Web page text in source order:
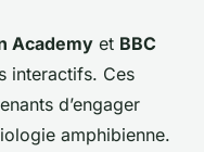
Academy et BBC
interactifs. Ces
d’engager
amphibienne.